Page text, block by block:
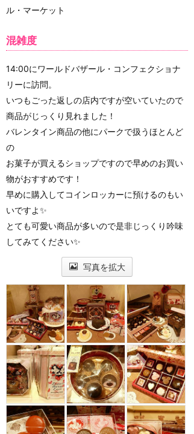
ル・マーケット
混雑度
14:00にワールドバザール・コンフェクショナ
リーに訪問。
いつもごった返しの店内ですが空いていたので
商品がじっくり見れました！
バレンタイン商品の他にパークで扱うほとんど
の
お菓子が買えるショップですので早めのお買い
物がおすすめです！
早めに購入してコインロッカーに預けるのもい
いですよ✨
とても可愛い商品が多いので是非じっくり吟味
してみてください✨
写真を拡大